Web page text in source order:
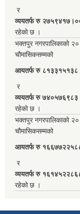
र
व्ययतर्फ रु
रहेको छ ।
भक्तपुर नगरपालिकाको
चौमासिकसम्मको
आयतर्फ रु‌
र
व्ययतर्फ रु
रहेको छ ।
भक्तपुर नगरपालिकाको
चौमासिकसम्मको
आयतर्फ रु‌
र
व्ययतर्फ रु
रहेको छ ।